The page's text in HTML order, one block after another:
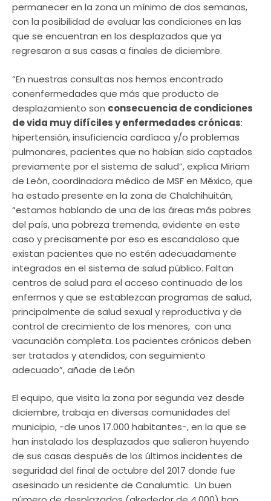
permanecer en la zona un mínimo de dos semanas,
con la posibilidad de evaluar las condiciones en las
que se encuentran en los desplazados que ya
regresaron a sus casas a finales de diciembre.
“En nuestras consultas nos hemos encontrado
conenfermedades que más que producto de
desplazamiento son consecuencia de condiciones
de vida muy difíciles y enfermedades crónicas:
hipertensión, insuficiencia cardíaca y/o problemas
pulmonares, pacientes que no habían sido captados
previamente por el sistema de salud”, explica Miriam
de León, coordinadora médico de MSF en México, que
ha estado presente en la zona de Chalchihuitán,
“estamos hablando de una de las áreas más pobres
del país, una pobreza tremenda, evidente en este
caso y precisamente por eso es escandaloso que
existan pacientes que no estén adecuadamente
integrados en el sistema de salud público. Faltan
centros de salud para el acceso continuado de los
enfermos y que se establezcan programas de salud,
principalmente de salud sexual y reproductiva y de
control de crecimiento de los menores, con una
vacunación completa. Los pacientes crónicos deben
ser tratados y atendidos, con seguimiento
adecuado”, añade de León
El equipo, que visita la zona por segunda vez desde
diciembre, trabaja en diversas comunidades del
municipio, -de unos 17.000 habitantes-, en la que se
han instalado los desplazados que salieron huyendo
de sus casas después de los últimos incidentes de
seguridad del final de octubre del 2017 donde fue
asesinado un residente de Canalumtic. Un buen